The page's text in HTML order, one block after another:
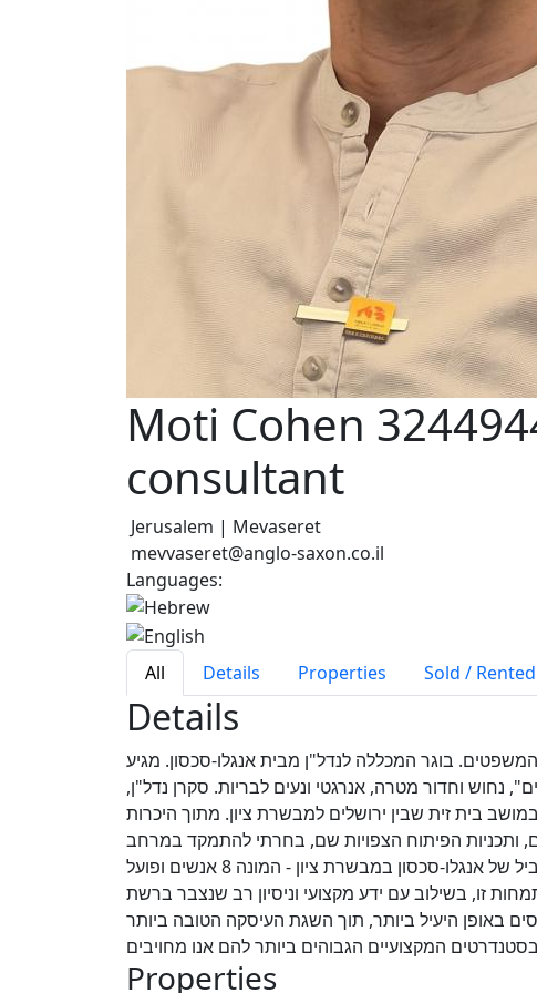
Moti Cohen
consultant
Jerusalem | Mevaseret
mevvaseret@anglo-saxon.co.il
Languages:
All Details Properties Sold / Rented
Details
מטעם משרד המשפטים. בוגר המכללה לנדל"ן מבית אנגלו-סכסון. מגיע
נחוש וחדור מטרה, אנרגטי ונעים לבריות. סקרן נדל"ן,
אך מתגורר ב-20 השנה האחרונות במושב בית זית שבין ירושלים למבשרת ציון. מתוך היכרות
ותכניות הפיתוח הצפויות שם, בחרתי להתמקד במרחב
הכפרי יותר של מטרופולין ירושלים. לפיכך הצטרפתי לצוות המוביל של אנגלו-סכסון במבשרת ציון - המונה 8 אנשים ופועל
זו, בשילוב עם ידע מקצועי וניסיון רב שנצבר ברשת
באופן היעיל ביותר, תוך השגת העיסקה הטובה ביותר
Properties